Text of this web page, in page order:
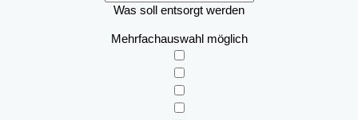
Was soll entsorgt werden
Mehrfachauswahl möglich